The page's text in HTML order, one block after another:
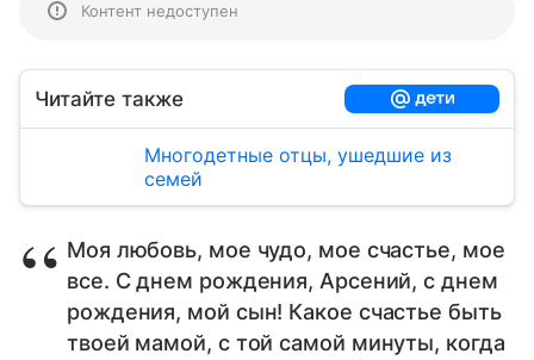
Контент недоступен
Читайте также
Многодетные отцы, ушедшие из
семей
Моя любовь, мое чудо, мое счастье, мое
все. С днем рождения, Арсений, с днем
рождения, мой сын! Какое счастье быть
твоей мамой, с той самой минуты, когда